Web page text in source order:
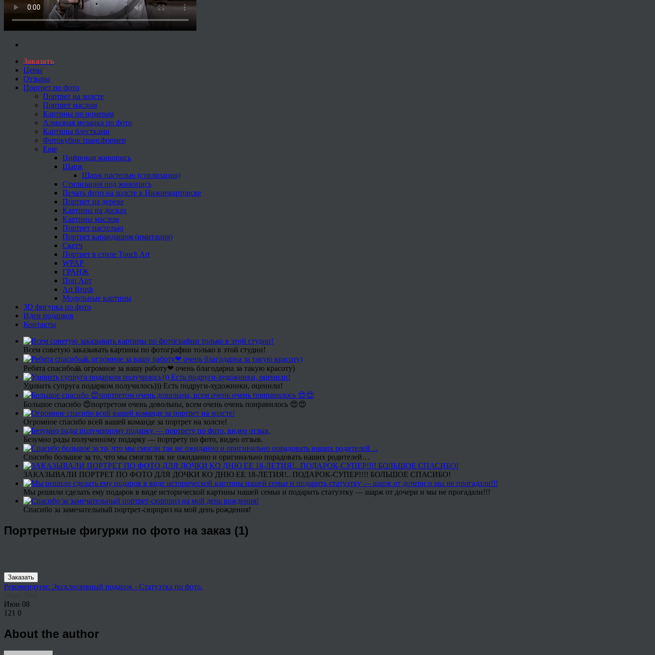
Заказать
Цены
Отзывы
Портрет по фото
Портрет на холсте
Портрет маслом
Картины по номерам
Алмазная мозаика по фото
Картины блестками
Фотокубик трансформер
Еще
Цифровая живопись
Шарж
Шарж пастелью (стилизация)
Стилизация под живопись
Печать фото на холсте в Нижневартовске
Портрет на дереве
Картины на досках
Картины маслом
Портрет пастелью
Портрет карандашом (имитация)
Скетч
Портрет в стиле Touch Art
WPAP
ГРАНЖ
Поп Арт
Art Brush
Модульные картины
3D фигурка по фото
Идеи подарков
Контакты
Всем советую заказывать картины по фотографии только в этой студии!
Ребята спасибо🙏 огромное за вашу работу❤ очень благодарна за такую красоту)
Удивить супруга подарком получилось))) Есть подруги-художники, оценили!
Большое спасибо 😍портретом очень довольны, всем очень очень понравилось 😍😍
Огромное спасибо всей вашей команде за портрет на холсте!
Безумно рады полученному подарку — портрету по фото, видео отзыв.
Спасибо большое за то, что мы смогли так не ожиданно и оригинально порадовать наших родителей…
ЗАКАЗЫВАЛИ ПОРТРЕТ ПО ФОТО ДЛЯ ДОЧКИ КО ДНЮ ЕЕ 18-ЛЕТИЯ!.. ПОДАРОК-СУПЕР!!!! БОЛЬШОЕ СПАСИБО!
Мы решили сделать ему подарок в виде исторической картины нашей семьи и подарить статуэтку — шарж от дочери и мы не прогадали!!!
Спасибо за замечательный портрет-сюрприз на мой день рождения!
Портретные фигурки по фото на заказ (1)
Заказать
Рекомендуем: Эксклюзивный подарок - Статуэтка по фото.
Июн 08
121 0
About the author